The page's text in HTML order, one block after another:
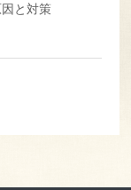
と対策